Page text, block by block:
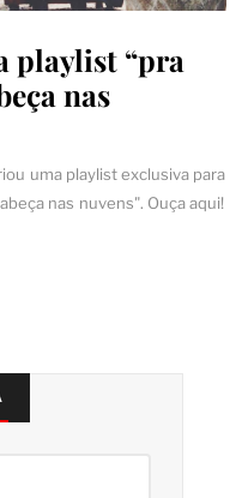
playlist “pra
nas
uma playlist exclusiva para
nas nuvens". Ouça aqui!